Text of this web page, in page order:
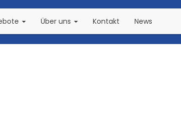
Über uns (current)Kontakt News